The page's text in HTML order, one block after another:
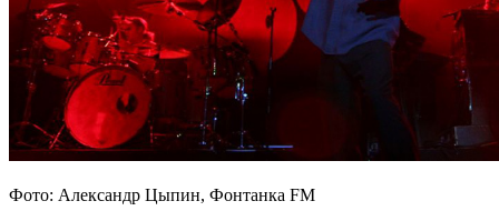
Фото: Александр Цыпин, Фонтанка FM